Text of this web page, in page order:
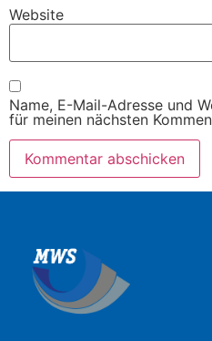
Website
Name, E-Mail-Adresse und
für meinen nächsten